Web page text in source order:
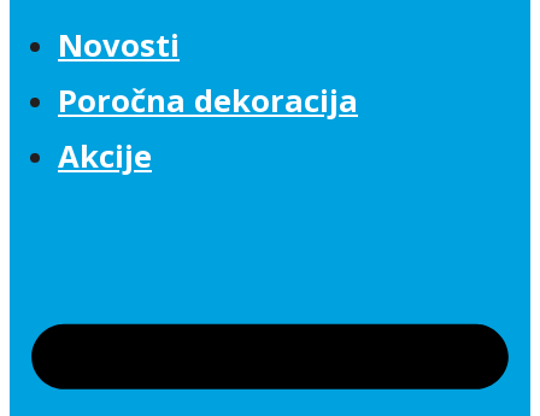
Novosti
Poročna dekoracija
Akcije